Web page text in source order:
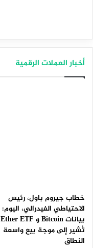
أخبار العملات الرقمية
خطاب جيروم باول، رئيس
الاحتياطي الفيدرالي، اليوم:
بيانات Bitcoin و Ether ETF
تُشير إلى موجة بيع واسعة
النطاق